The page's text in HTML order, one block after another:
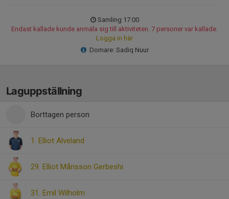
Samling 17:00
Endast kallade kunde anmäla sig till aktiviteten. 7 personer var kallade.
Logga in här
Domare: Sadiq Nuur
Laguppställning
Borttagen person
1. Elliot Alveland
29. Elliot Månsson Gerbeshi
31. Emil Wilholm